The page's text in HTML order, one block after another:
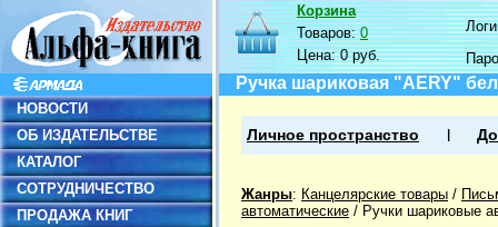
НОВОСТИ
ОБ ИЗДАТЕЛЬСТВЕ
КАТАЛОГ
СОТРУДНИЧЕСТВО
ПРОДАЖА КНИГ
Корзина
Товаров:0
Цена:0 руб.
Ручка шариковая "AERY"
Личное пространство
Жанры: Канцелярские товары /
автоматические / Ручки шариковые